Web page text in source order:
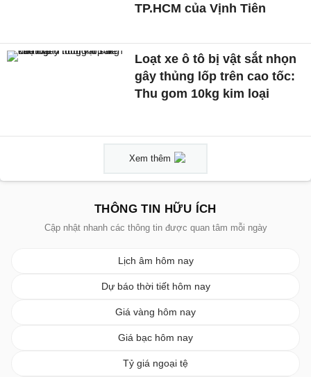
TP.HCM của Vịnh Tiên
Loạt xe ô tô bị vật sắt nhọn
gây thủng lốp trên cao tốc:
Thu gom 10kg kim loại
Xem thêm
THÔNG TIN HỮU ÍCH
Cập nhật nhanh các thông tin được quan tâm mỗi ngày
Lịch âm hôm nay
Dự báo thời tiết hôm nay
Giá vàng hôm nay
Giá bạc hôm nay
Tỷ giá ngoại tệ